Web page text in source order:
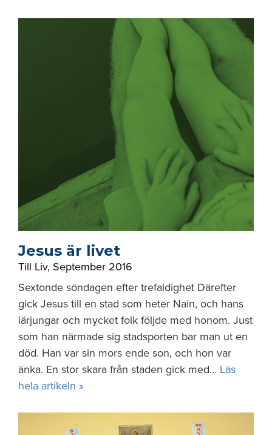
Jesus är livet
Till Liv, September 2016
Sextonde söndagen efter trefaldighet Därefter
gick Jesus till en stad som heter Nain, och hans
lärjungar och mycket folk följde med honom. Just
som han närmade sig stadsporten bar man ut en
död. Han var sin mors ende son, och hon var
änka. En stor skara från staden gick med… Läs
hela artikeln »